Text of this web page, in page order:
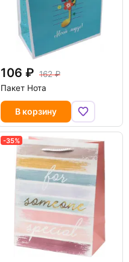
106
162
Пакет Нота
В корзину
-35%